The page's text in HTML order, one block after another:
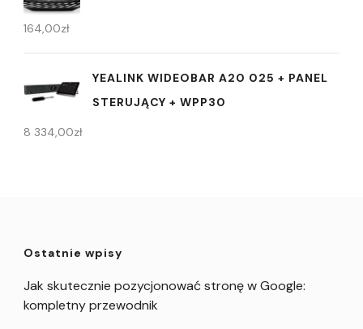
164,00zł
YEALINK WIDEOBAR A20 025 + PANEL
STERUJĄCY + WPP30
8 334,00zł
Ostatnie wpisy
Jak skutecznie pozycjonować stronę w Google:
kompletny przewodnik